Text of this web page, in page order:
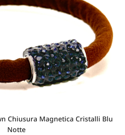
Chiusura Magnetica Cristalli Blu
Notte